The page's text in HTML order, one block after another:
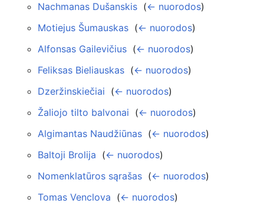
Nachmanas Dušanskis (← nuorodos)
Motiejus Šumauskas (← nuorodos)
Alfonsas Gailevičius (← nuorodos)
Feliksas Bieliauskas (← nuorodos)
Dzeržinskiečiai (← nuorodos)
Žaliojo tilto balvonai (← nuorodos)
Algimantas Naudžiūnas (← nuorodos)
Baltoji Brolija (← nuorodos)
Nomenklatūros sąrašas (← nuorodos)
Tomas Venclova (← nuorodos)